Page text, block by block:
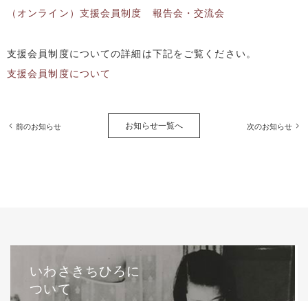
（オンライン）支援会員制度 報告会・交流会
支援会員制度についての詳細は下記をご覧ください。
支援会員制度について
前のお知らせ お知らせ一覧へ 次のお知らせ
いわさきちひろに
ついて